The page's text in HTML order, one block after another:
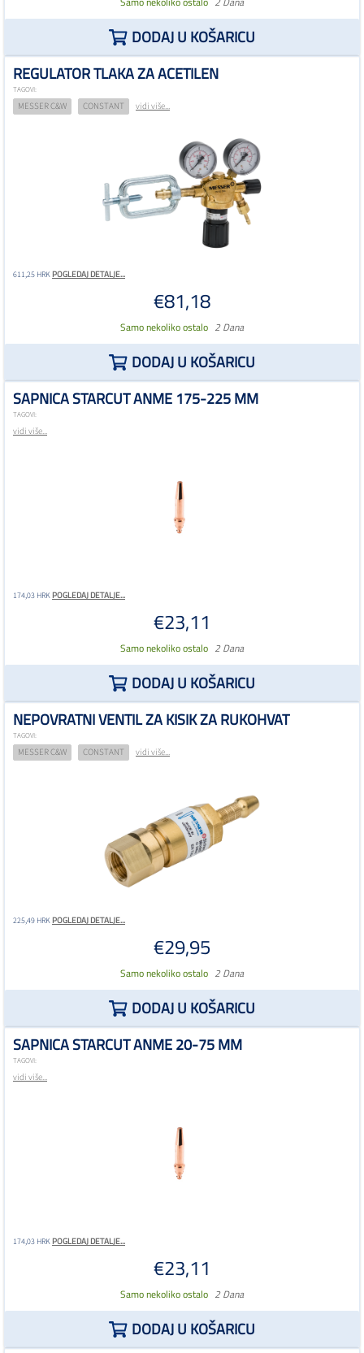
DODAJ U KOŠARICU
REGULATOR TLAKA ZA ACETILEN
TAGOVI:
MESSER C&W CONSTANT vidi više...
611,25 HRKPOGLEDAJ DETALJE...
€81,18
Samo nekoliko ostalo 2 Dana
DODAJ U KOŠARICU
SAPNICA STARCUT ANME 175-225 MM
TAGOVI:
vidi više...
174,03 HRKPOGLEDAJ DETALJE...
€23,11
Samo nekoliko ostalo 2 Dana
DODAJ U KOŠARICU
NEPOVRATNI VENTIL ZA KISIK ZA RUKOHVAT
TAGOVI:
MESSER C&W CONSTANT vidi više...
225,49 HRKPOGLEDAJ DETALJE...
€29,95
Samo nekoliko ostalo 2 Dana
DODAJ U KOŠARICU
SAPNICA STARCUT ANME 20-75 MM
TAGOVI:
vidi više...
174,03 HRKPOGLEDAJ DETALJE...
€23,11
Samo nekoliko ostalo 2 Dana
DODAJ U KOŠARICU